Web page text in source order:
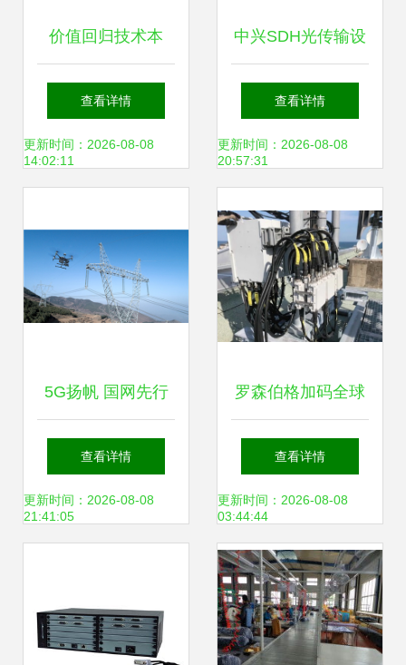
价值回归技术本
身，腾讯波分网络
团队持续推进光网
查看详情
更新时间：2026-08-08
14:02:11
中兴SDH光传输设
备 驱动通信网络的
核心引擎
查看详情
更新时间：2026-08-08
20:57:31
5G扬帆 国网先行
——山东建成全国
首套省域5G电力示
能源新基建
查看详情
更新时间：2026-08-08
21:41:05
罗森伯格加码全球
网站解决方案基础
设施业务 聚焦传输
设备新战略
查看详情
更新时间：2026-08-08
03:44:44